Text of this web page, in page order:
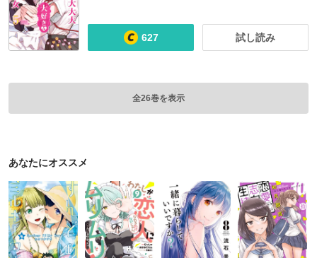
627 試し読み
全26巻を表示
あなたにオススメ